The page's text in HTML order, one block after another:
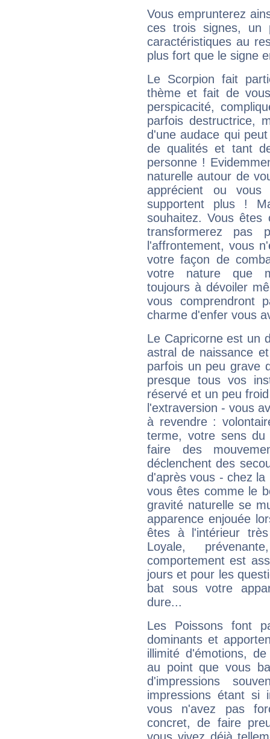
Vous emprunterez
ces trois signes, un
caractéristiques au
plus fort que le signe
Le Scorpion fait
thème et fait de
perspicacité,
parfois destructrice,
d'une audace qui
de qualités et tant
personne !
naturelle autour de
apprécient ou
supportent plus !
souhaitez. Vous
transformerez pas
l'affrontement, vous
votre façon de
votre nature que
toujours à dévoiler
vous comprendront
charme d'enfer vous
Le Capricorne est un
astral de naissance
parfois un peu grave
presque tous vos
réservé et un peu
l'extraversion - vous
à revendre :
terme, votre sens
faire des
déclenchent des
d'après vous - chez
vous êtes comme le
gravité naturelle se
apparence enjouée
êtes à l'intérieur
Loyale,
comportement est
jours et pour les
bat sous votre
dure...
Les Poissons font
dominants et
illimité d'émotions,
au point que vous
d'impressions
impressions étant si
vous n'avez pas
concret, de faire